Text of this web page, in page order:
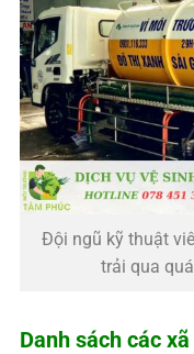
Đội ngũ kỹ thuật
trải qua
Danh sách các